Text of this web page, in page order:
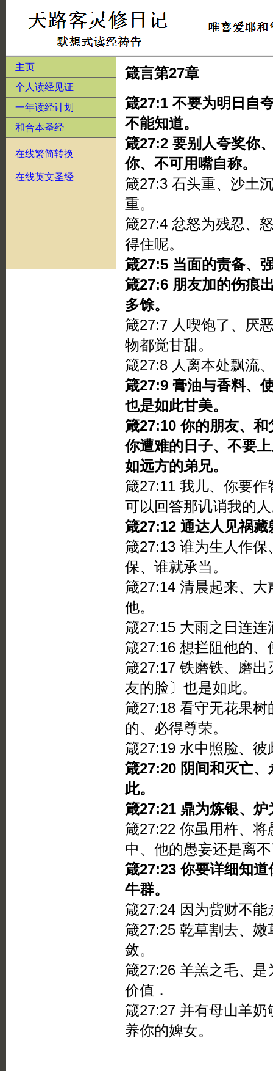
主页
个人读经见证
一年读经计划
和合本圣经
在线繁简转换
在线英文圣经
箴言第27章
箴27:1 不要为明日自
不能知道。
箴27:2 要别人夸奖你
你、不可用嘴自称。
箴27:3 石头重、沙土
重。
箴27:4 忿怒为残忍、
得住呢。
箴27:5 当面的责备、
箴27:6 朋友加的伤痕
多馀。
箴27:7 人喫饱了、厌
物都觉甘甜。
箴27:8 人离本处飘流
箴27:9 膏油与香料、
也是如此甘美。
箴27:10 你的朋友、
你遭难的日子、不要
如远方的弟兄。
箴27:11 我儿、你要
可以回答那讥诮我的
箴27:12 通达人见祸
箴27:13 谁为生人作
保、谁就承当。
箴27:14 清晨起来、
他。
箴27:15 大雨之日连
箴27:16 想拦阻他的
箴27:17 铁磨铁、磨
友的脸〕也是如此。
箴27:18 看守无花果
的、必得尊荣。
箴27:19 水中照脸、
箴27:20 阴间和灭亡
此。
箴27:21 鼎为炼银、
箴27:22 你虽用杵、
中、他的愚妄还是离
箴27:23 你要详细知
牛群。
箴27:24 因为赀财不
箴27:25 乾草割去、
敛。
箴27:26 羊羔之毛、
价值．
箴27:27 并有母山羊
养你的婢女。